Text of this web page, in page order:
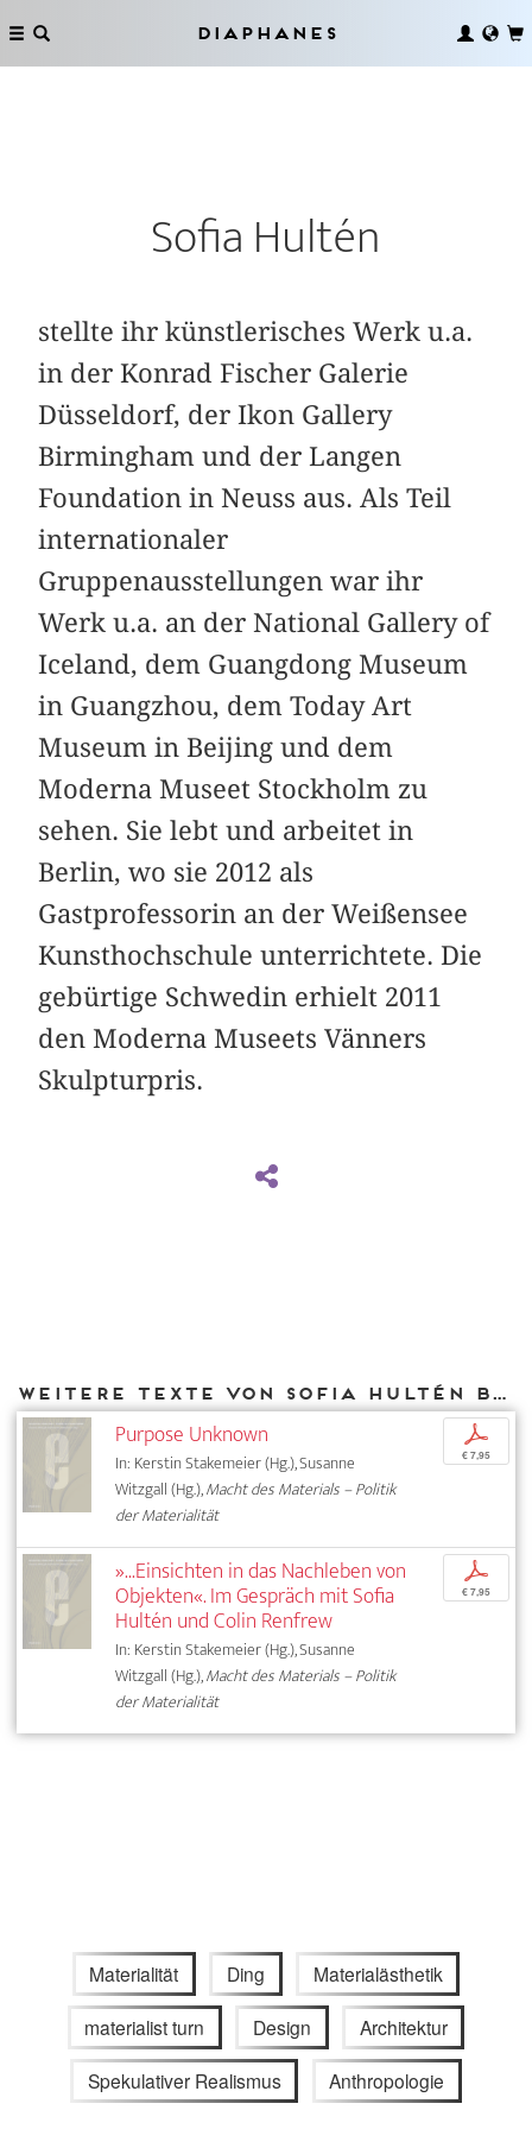
Diaphanes
Sofia Hultén
stellte ihr künstlerisches Werk u.a.
in der Konrad Fischer Galerie
Düsseldorf, der Ikon Gallery
Birmingham und der Langen
Foundation in Neuss aus. Als Teil
internationaler
Gruppenausstellungen war ihr
Werk u.a. an der National Gallery of
Iceland, dem Guangdong Museum
in Guangzhou, dem Today Art
Museum in Beijing und dem
Moderna Museet Stockholm zu
sehen. Sie lebt und arbeitet in
Berlin, wo sie 2012 als
Gastprofessorin an der Weißensee
Kunsthochschule unterrichtete. Die
gebürtige Schwedin erhielt 2011
den Moderna Museets Vänners
Skulpturpris.
Weitere Texte von Sofia Hultén bei DIAPHANES
Purpose Unknown
In: Kerstin Stakemeier (Hg.), Susanne
Witzgall (Hg.),Macht des Materials – Politik
der Materialität
p
€ 7,95
»...Einsichten in das Nachleben von
Objekten«. Im Gespräch mit Sofia
Hultén und Colin Renfrew
In: Kerstin Stakemeier (Hg.), Susanne
Witzgall (Hg.),Macht des Materials – Politik
der Materialität
p
€ 7,95
Materialität Ding Materialästhetik
materialist turn Design Architektur
Spekulativer Realismus Anthropologie